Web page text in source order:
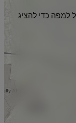
כדי להציג